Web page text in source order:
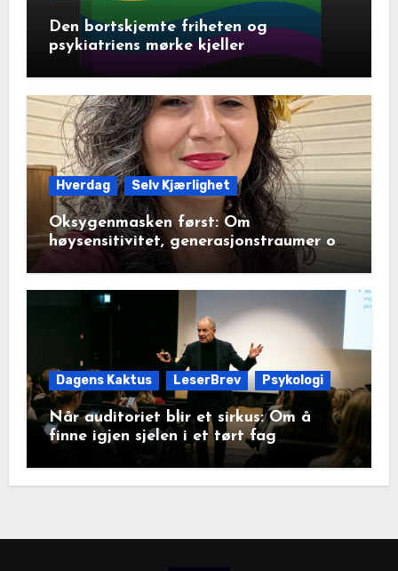
Den bortskjemte friheten og
psykiatriens mørke kjeller
Hverdag Selv Kjærlighet
Oksygenmasken først: Om
høysensitivitet, generasjonstraumer og
det disiplinerte tunnelsynet
Dagens Kaktus LeserBrev Psykologi
Når auditoriet blir et sirkus: Om å
finne igjen sjelen i et tørt fag